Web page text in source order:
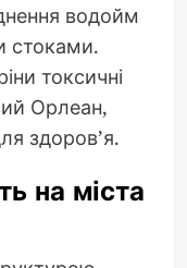
водойм
стоками.
токсичні
Орлеан,
здоров’я.
на міста